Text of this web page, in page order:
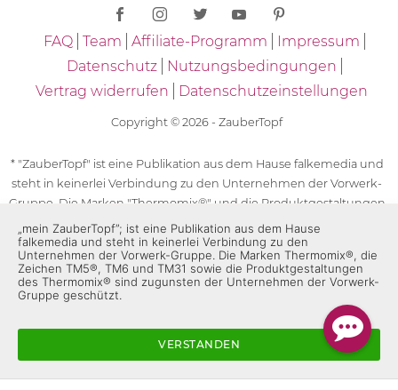
FAQ Team Affiliate-Programm
Impressum
Datenschutz
Nutzungsbedingungen
Vertrag widerrufen
Datenschutzeinstellungen
Copyright © 2026 - ZauberTopf
* "ZauberTopf" ist eine Publikation aus dem Hause falkemedia und
steht in keinerlei Verbindung zu den Unternehmen der Vorwerk-
Gruppe. Die Marken "Thermomix®" und die Produktgestaltungen
des "Thermomix®" sind eingetragene Marken der Unternehmen
der Vorwerk-Gruppe. Die Marken Thermomix®, die Zeichen TM5®,
TM6 und TM31 sowie die Produktgestaltungen des Thermomix®
sind zugunsten der Unternehmen der Vorwerk-Gruppe
geschützt. Für die Rezeptangaben in "ZauberTopf" ist
„mein ZauberTopf”; ist eine Publikation aus dem Hause
falkemedia und steht in keinerlei Verbindung zu den
Unternehmen der Vorwerk-Gruppe. Die Marken Thermomix®, die
Zeichen TM5®, TM6 und TM31 sowie die Produktgestaltungen
des Thermomix® sind zugunsten der Unternehmen der Vorwerk-
Gruppe geschützt.
VERSTANDEN